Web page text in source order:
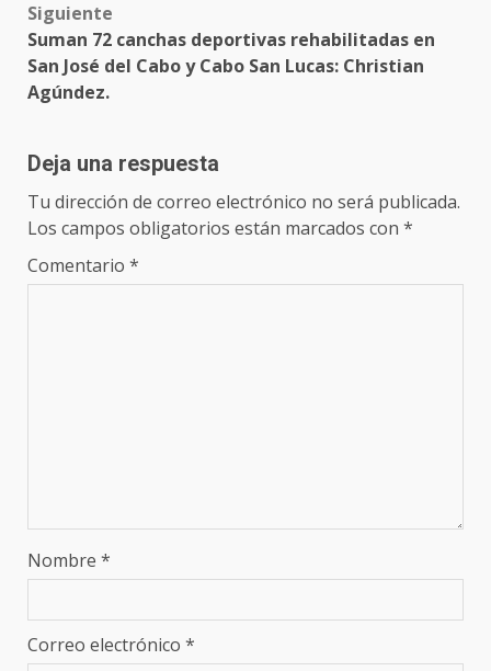
Siguiente
Suman 72 canchas deportivas rehabilitadas en
San José del Cabo y Cabo San Lucas: Christian
Agúndez.
Deja una respuesta
Tu dirección de correo electrónico no será publicada.
Los campos obligatorios están marcados con *
Comentario *
Nombre *
Correo electrónico *